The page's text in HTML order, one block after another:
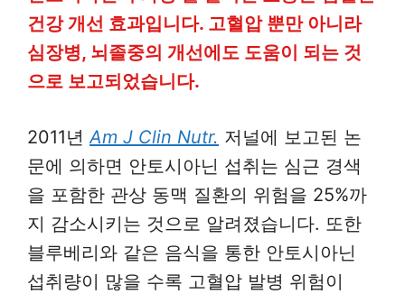
건강 개선 효과입니다. 고혈압 뿐만 아니라
심장병, 뇌졸중의 개선에도 도움이 되는 것
으로 보고되었습니다.
2011년Am J Clin Nutr. 저널에 보고된 논
문에 의하면 안토시아닌 섭취는 심근 경색
을 포함한 관상 동맥 질환의 위험을 25%까
지 감소시키는 것으로 알려졌습니다. 또한
블루베리와 같은 음식을 통한 안토시아닌
섭취량이 많을 수록 고혈압 발병 위험이